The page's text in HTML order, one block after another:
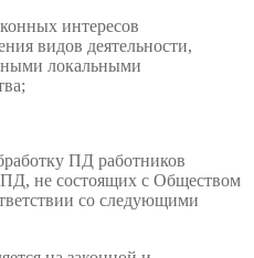
интересов
видов деятельности,
локальными
ПД работников
не состоящих с Обществом
со следующими